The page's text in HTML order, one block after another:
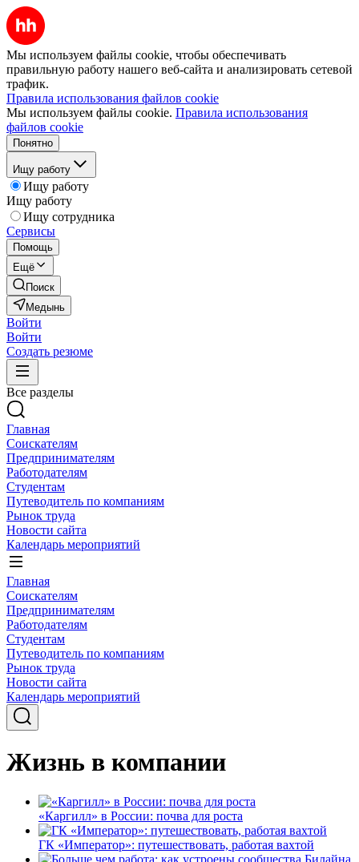
Мы используем файлы cookie, чтобы обеспечивать
правильную работу нашего веб-сайта и анализировать сетевой
трафик.
Правила использования файлов cookie
Мы используем файлы cookie. Правила использования
файлов cookie
Понятно
Ищу работу
Ищу работу
Ищу работу
Ищу сотрудника
Сервисы
Помощь
Ещё
Поиск
Медынь
Войти
Войти
Создать резюме
Все разделы
Главная
Соискателям
Предпринимателям
Работодателям
Студентам
Путеводитель по компаниям
Рынок труда
Новости сайта
Календарь мероприятий
Главная
Соискателям
Предпринимателям
Работодателям
Студентам
Путеводитель по компаниям
Рынок труда
Новости сайта
Календарь мероприятий
Жизнь в компании
«Каргилл» в России: почва для роста
ГК «Император»: путешествовать, работая вахтой